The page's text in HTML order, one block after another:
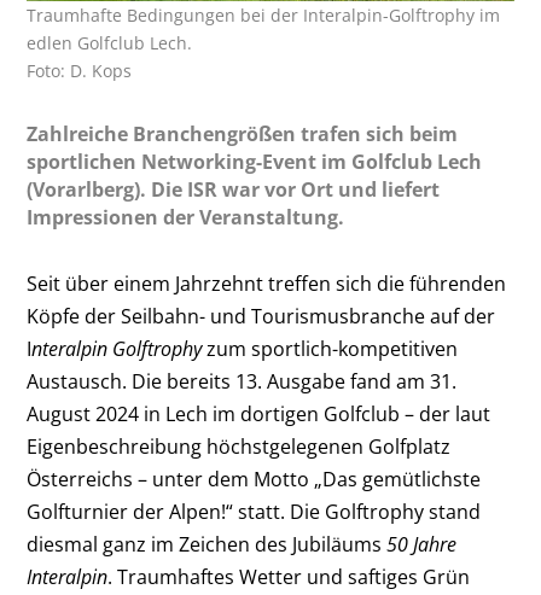
Traumhafte Bedingungen bei der Interalpin-Golftrophy im
edlen Golfclub Lech.
Foto: D. Kops
Zahlreiche Branchengrößen trafen sich beim
sportlichen Networking-Event im Golfclub Lech
(Vorarlberg). Die ISR war vor Ort und liefert
Impressionen der Veranstaltung.
Seit über einem Jahrzehnt treffen sich die führenden
Köpfe der Seilbahn- und Tourismusbranche auf der
Interalpin Golftrophyzum sportlich-kompetitiven
Austausch. Die bereits 13. Ausgabe fand am 31.
August 2024 in Lech im dortigen Golfclub – der laut
Eigenbeschreibung höchstgelegenen Golfplatz
Österreichs – unter dem Motto „Das gemütlichste
Golfturnier der Alpen!“ statt. Die Golftrophy stand
diesmal ganz im Zeichen des Jubiläums50 Jahre
Interalpin. Traumhaftes Wetter und saftiges Grün